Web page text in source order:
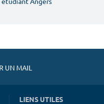
UN MAIL
LIENS UTILES